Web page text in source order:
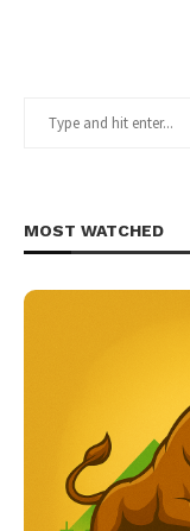
MOST WATCHED